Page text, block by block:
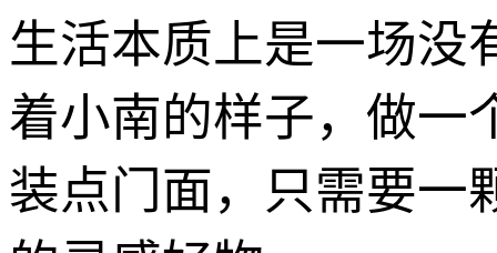
生活本质上是一场没
着小南的样子，做一
装点门面，只需要一